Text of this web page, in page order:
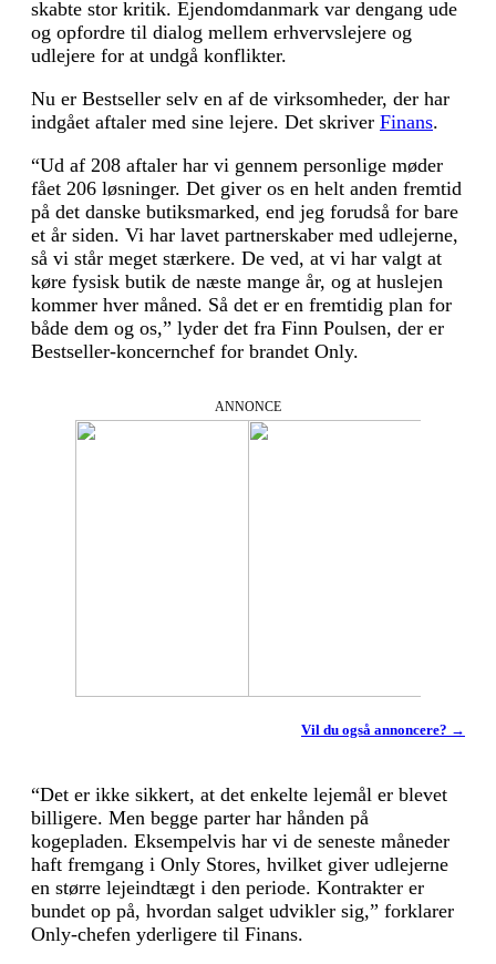
skabte stor kritik. Ejendomdanmark var dengang ude
og opfordre til dialog mellem erhvervslejere og
udlejere for at undgå konflikter.
Nu er Bestseller selv en af de virksomheder, der har
indgået aftaler med sine lejere. Det skriver Finans.
“Ud af 208 aftaler har vi gennem personlige møder
fået 206 løsninger. Det giver os en helt anden fremtid
på det danske butiksmarked, end jeg forudså for bare
et år siden. Vi har lavet partnerskaber med udlejerne,
så vi står meget stærkere. De ved, at vi har valgt at
køre fysisk butik de næste mange år, og at huslejen
kommer hver måned. Så det er en fremtidig plan for
både dem og os,” lyder det fra Finn Poulsen, der er
Bestseller-koncernchef for brandet Only.
ANNONCE
Vil du også annoncere? →
“Det er ikke sikkert, at det enkelte lejemål er blevet
billigere. Men begge parter har hånden på
kogepladen. Eksempelvis har vi de seneste måneder
haft fremgang i Only Stores, hvilket giver udlejerne
en større lejeindtægt i den periode. Kontrakter er
bundet op på, hvordan salget udvikler sig,” forklarer
Only-chefen yderligere til Finans.